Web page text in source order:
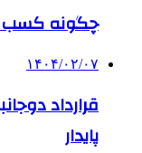
چگونه کسب و
۱۴۰۴/۰۲/۰۷
قرارداد
پایدار